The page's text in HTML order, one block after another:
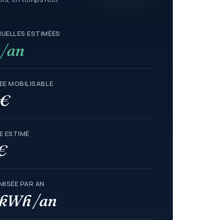
ESTIMÉES
/an
MOBILISABLE
ESTIMÉ
PAR AN
/an